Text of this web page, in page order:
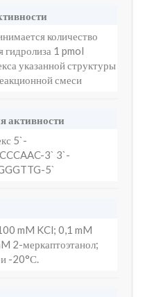
количество
гидролиза 1 pmol
указанной структуры
смеси
активности
5`-
3` 3`-
5`
mM KCl; 0,1 mM
2-меркаптоэтанол;
-20°С.